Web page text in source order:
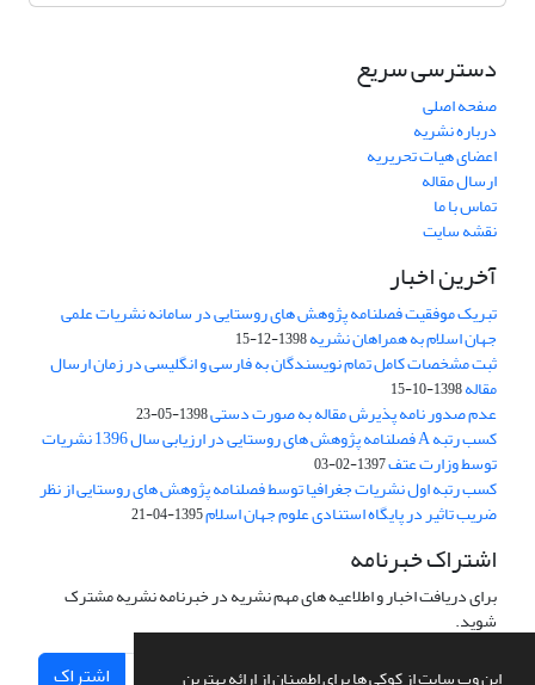
این وب سایت از کوکی ها برای اطمینان از ارائه بهترین
دسترسی سریع
صفحه اصلی
درباره نشریه
اعضای هیات تحریریه
ارسال مقاله
تماس با ما
نقشه سایت
آخرین اخبار
تبریک موفقیت فصلنامه پژوهش های روستایی در سامانه نشریات علمی
جهان اسلام به همراهان نشریه1398-12-15
ثبت مشخصات کامل تمام نویسندگان به فارسی و انگلیسی در زمان ارسال
مقاله1398-10-15
عدم صدور نامه پذیرش مقاله به صورت دستی1398-05-23
کسب رتبه A فصلنامه پژوهش های روستایی در ارزیابی سال 1396 نشریات
توسط وزارت عتف1397-02-03
کسب رتبه اول نشریات جغرافیا توسط فصلنامه پژوهش های روستایی از نظر
ضریب تاثیر در پایگاه استنادی علوم جهان اسلام1395-04-21
اشتراک خبرنامه
برای دریافت اخبار و اطلاعیه های مهم نشریه در خبرنامه نشریه مشترک
شوید.
اشتراک